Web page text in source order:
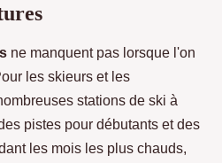
ne manquent pas lorsque l'on
les skieurs et les
stations de ski à
pistes pour débutants et des
les mois les plus chauds,